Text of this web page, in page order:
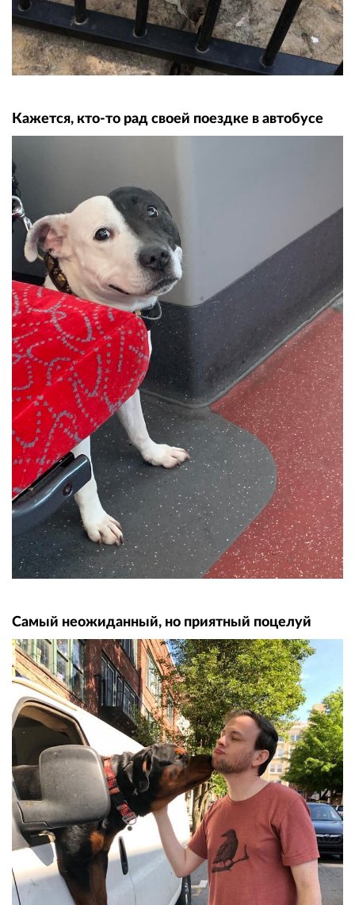
Кажется, кто-то рад своей поездке в автобусе
Самый неожиданный, но приятный поцелуй